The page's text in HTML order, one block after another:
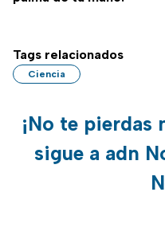
Tags relacionados
Ciencia
¡No te
sigue a adn